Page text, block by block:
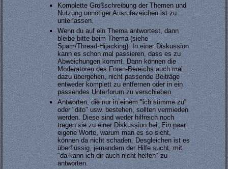
Komplette Großschreibung der Themen und
Nutzung unnötiger Ausrufezeichen ist zu
unterlassen.
Wenn du auf ein Thema antwortest, dann
bleibe bitte beim Thema (siehe
Spam/Thread-Hijacking). In einer Diskussion
kann es schon mal passieren, dass es zu
Abweichungen kommt. Dann können die
Moderatoren des Foren-Bereichs auch mal
dazu übergehen, nicht passende Beiträge
entweder komplett zu entfernen oder in ein
passendes Unterforum zu verschieben.
Antworten, die nur in einem "ich stimme zu"
oder "dito" usw. bestehen, sollten vermieden
werden. Diese sind weder hilfreich noch
tragen sie zu einer Diskussion bei. Ein paar
eigene Worte, warum man es so sieht,
können da nicht schaden. Desgleichen ist es
überflüssig, jemandem der Hilfe sucht, mit
"da kann ich dir auch nicht helfen" zu
antworten.